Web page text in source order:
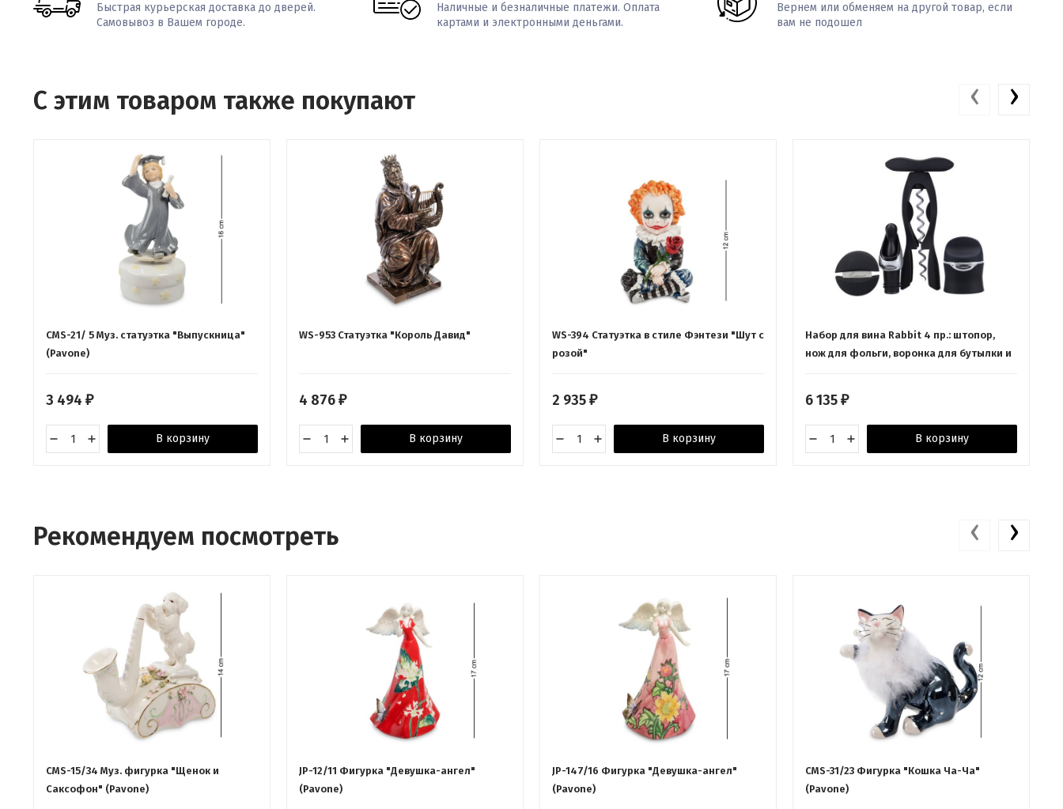
Быстрая курьерская доставка до дверей.
Самовывоз в Вашем городе.
Наличные и безналичные платежи. Оплата
картами и электронными деньгами.
Вернем или обменяем на другой товар, если
вам не подошел
С этим товаром также покупают
CMS-21/ 5 Муз. статуэтка "Выпускница"
(Pavone)
3 494 ₽
В корзину
WS-953 Статуэтка "Король Давид"
4 876 ₽
В корзину
WS-394 Статуэтка в стиле Фэнтези "Шут с
розой"
2 935 ₽
В корзину
Набор для вина Rabbit 4 пр.: штопор,
нож для фольги, воронка для бутылки и
6 135 ₽
В корзину
‹ ›
Рекомендуем посмотреть
CMS-15/34 Муз. фигурка "Щенок и
Саксофон" (Pavone)
JP-12/11 Фигурка "Девушка-ангел"
(Pavone)
JP-147/16 Фигурка "Девушка-ангел"
(Pavone)
CMS-31/23 Фигурка "Кошка Ча-Ча"
(Pavone)
‹ ›